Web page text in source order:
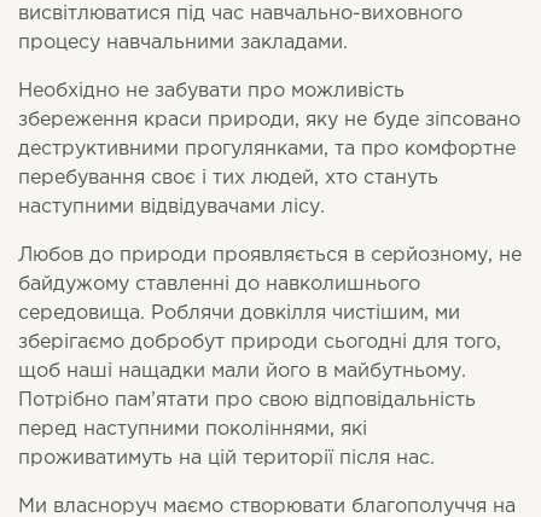
висвітлюватися під час навчально-виховного
процесу навчальними закладами.
Необхідно не забувати про можливість
збереження краси природи, яку не буде зіпсовано
деструктивними прогулянками, та про комфортне
перебування своє і тих людей, хто стануть
наступними відвідувачами лісу.
Любов до природи проявляється в серйозному, не
байдужому ставленні до навколишнього
середовища. Роблячи довкілля чистішим, ми
зберігаємо добробут природи сьогодні для того,
щоб наші нащадки мали його в майбутньому.
Потрібно пам’ятати про свою відповідальність
перед наступними поколіннями, які
проживатимуть на цій території після нас.
Ми власноруч маємо створювати благополуччя на